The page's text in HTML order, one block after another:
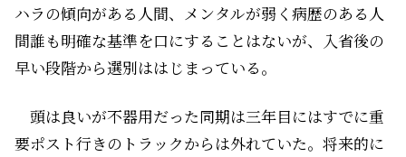
ハラの傾向がある人間、メンタルが弱く病歴のある人
間――誰も明確な基準を口にすることはないが、入省後の
早い段階から選別ははじまっている。
頭は良いが不器用だった同期は三年目にはすでに重
要ポスト行きのトラックからは外れていた。将来的に